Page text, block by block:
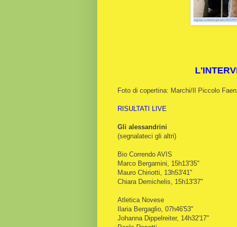
Foto di copertina: Marchi/Il Piccolo
RISULTATI LIVE
Gli alessandrini
(segnalateci gli altri)
Bio Correndo AVIS
Marco Bergamini, 15h13'35"
Mauro Chiriotti, 13h53'41"
Chiara Demichelis, 15h13'37"
Atletica Novese
Ilaria Bergaglio, 07h46'53"
Johanna Dippelreiter, 14h32'17"